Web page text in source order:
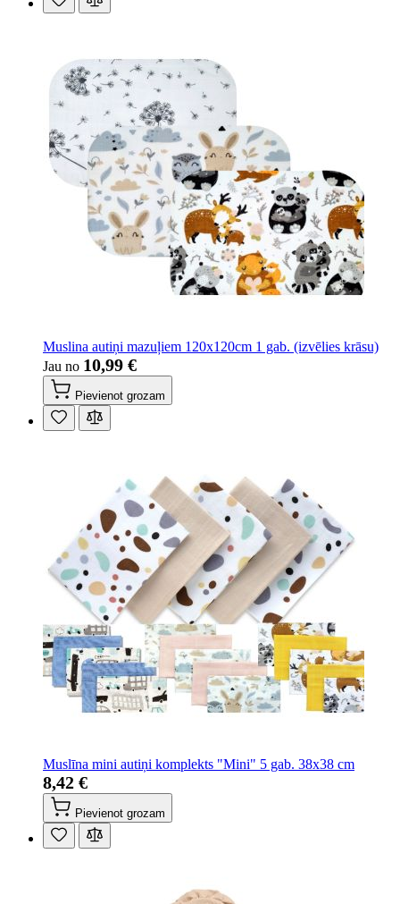
Muslina autiņi mazuļiem 120x120cm 1 gab. (izvēlies krāsu)
Jau no 10,99 €
Pievienot grozam
Muslīna mini autiņi komplekts "Mini" 5 gab. 38x38 cm
8,42 €
Pievienot grozam